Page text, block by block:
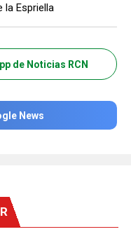
la Espriella
de Noticias RCN
News